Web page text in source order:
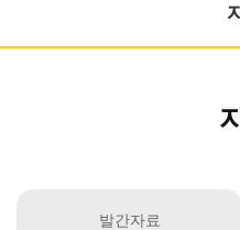
발간자료